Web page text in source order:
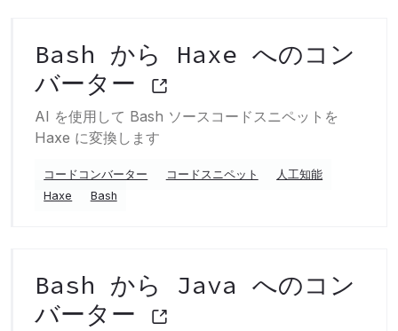
Bash から Haxe へのコン
バーター
AI を使用して Bash ソースコードスニペットを
Haxe に変換します
コードコンバーター コードスニペット
人工知能
Haxe
Bash
Bash から Java へのコン
バーター